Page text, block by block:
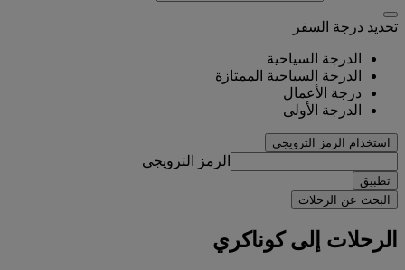
تحديد درجة السفر
الدرجة السياحية
الدرجة السياحية الممتازة
درجة الأعمال
الدرجة الأولى
استخدام الرمز الترويجي
الرمز الترويجي
تطبيق
البحث عن الرحلات
الرحلات إلى كوناكري